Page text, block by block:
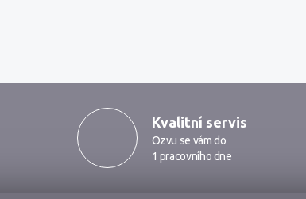
Kvalitní servis
Ozvu se vám do
1 pracovního dne